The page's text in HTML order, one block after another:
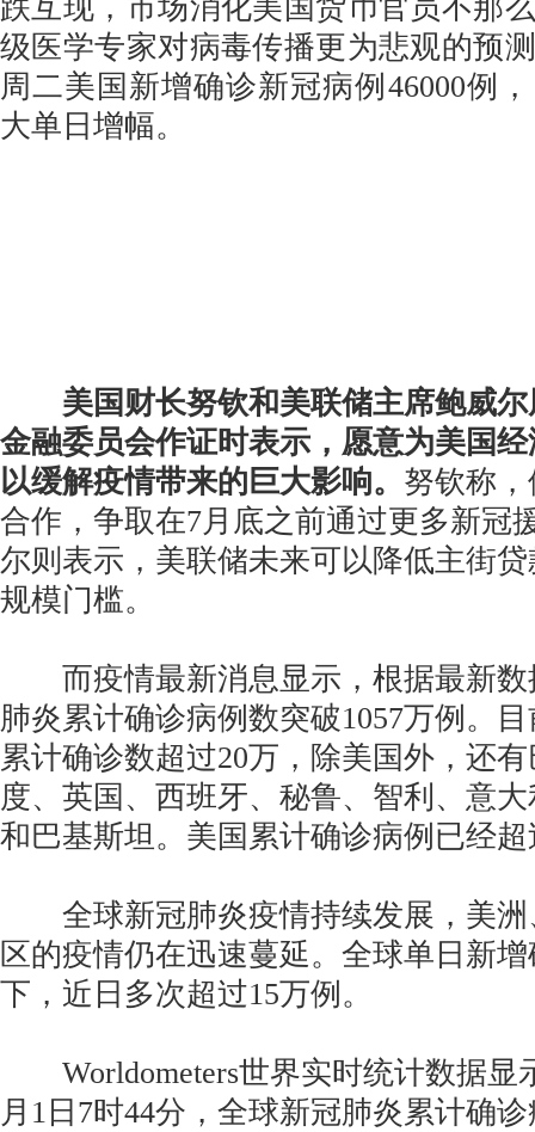
跌互现，市场消化美国货币官员不那
级医学专家对病毒传播更为悲观的预
周二美国新增确诊新冠病例46000例
大单日增幅。
美国财长努钦和美联储主席鲍威尔
金融委员会作证时表示，愿意为美国
以缓解疫情带来的巨大影响。 努钦称
合作，争取在7月底之前通过更多新冠
尔则表示，美联储未来可以降低主街
规模门槛。
而疫情最新消息显示，根据最新数
肺炎累计确诊病例数突破1057万例。
累计确诊数超过20万，除美国外，还
度、英国、西班牙、秘鲁、智利、意
和巴基斯坦。美国累计确诊病例已经超
全球新冠肺炎疫情持续发展，美洲
区的疫情仍在迅速蔓延。全球单日新
下，近日多次超过15万例。
Worldometers世界实时统计数据显
月1日7时44分，全球新冠肺炎累计确